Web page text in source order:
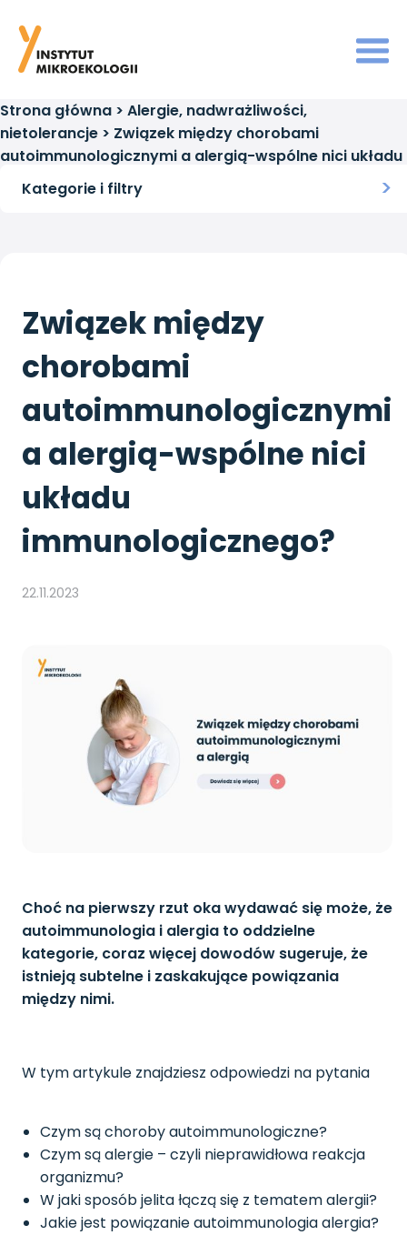
Strona główna > Alergie, nadwrażliwości,
nietolerancje > Związek między chorobami
autoimmunologicznymi a alergią-wspólne nici układu
immunologicznego?
Kategorie i filtry
Związek między
chorobami
autoimmunologicznymi
a alergią-wspólne nici
układu
immunologicznego?
22.11.2023
Choć na pierwszy rzut oka wydawać się może, że
autoimmunologia i alergia to oddzielne
kategorie, coraz więcej dowodów sugeruje, że
istnieją subtelne i zaskakujące powiązania
między nimi.
W tym artykule znajdziesz odpowiedzi na pytania
Czym są choroby autoimmunologiczne?
Czym są alergie – czyli nieprawidłowa reakcja
organizmu?
W jaki sposób jelita łączą się z tematem alergii?
Jakie jest powiązanie autoimmunologia alergia?